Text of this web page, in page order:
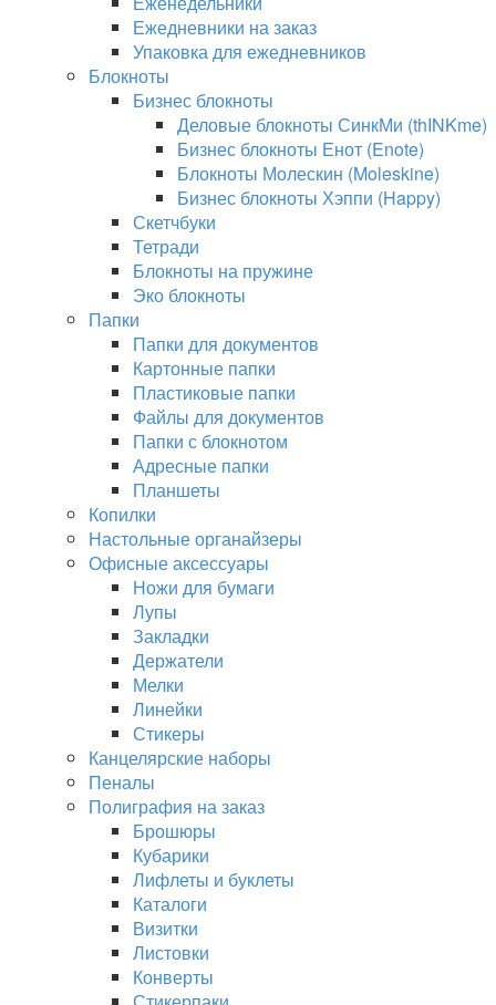
Ежедневники на заказ
Упаковка для ежедневников
Блокноты
Бизнес блокноты
Деловые блокноты СинкМи (thINKme)
Бизнес блокноты Енот (Enote)
Блокноты Молескин (Moleskine)
Бизнес блокноты Хэппи (Happy)
Скетчбуки
Тетради
Блокноты на пружине
Эко блокноты
Папки
Папки для документов
Картонные папки
Пластиковые папки
Файлы для документов
Папки с блокнотом
Адресные папки
Планшеты
Копилки
Настольные органайзеры
Офисные аксессуары
Ножи для бумаги
Лупы
Закладки
Держатели
Мелки
Линейки
Стикеры
Канцелярские наборы
Пеналы
Полиграфия на заказ
Брошюры
Кубарики
Лифлеты и буклеты
Каталоги
Визитки
Листовки
Конверты